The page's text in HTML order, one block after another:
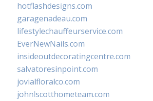
hotflashdesigns.com
garagenadeau.com
lifestylechauffeurservice.com
EverNewNails.com
insideoutdecoratingcentre.com
salvatoresinpoint.com
jovialfloralco.com
johnlscotthometeam.com